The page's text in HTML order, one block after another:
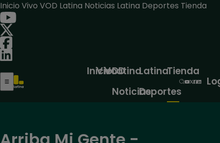
Inicio Vivo VOD Latina Noticias Latina Deportes Tienda
Inicio
Vivo
VOD
Latina
Noticias
Latina
Deportes
Tienda